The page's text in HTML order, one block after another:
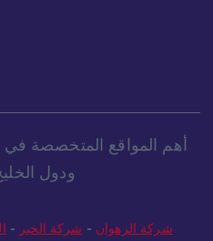
أهم المواقع المتخصصة في
ودول
شركة الرهوان - شركة الخير -